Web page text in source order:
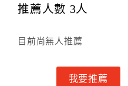
雙方另有約定者，從其約
式。
房費30%為定金
推薦人數 3人
目前尚無人推薦
我要推薦